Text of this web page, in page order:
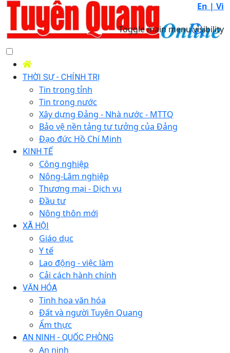
En | Vi
Toggle main menu visibility
THỜI SỰ - CHÍNH TRỊ
Tin trong tỉnh
Tin trong nước
Xây dựng Đảng - Nhà nước - MTTQ
Bảo vệ nền tảng tư tưởng của Đảng
Đạo đức Hồ Chí Minh
KINH TẾ
Công nghiệp
Nông-Lâm nghiệp
Thương mại - Dịch vụ
Đầu tư
Nông thôn mới
XÃ HỘI
Giáo dục
Y tế
Lao động - việc làm
Cải cách hành chính
VĂN HÓA
Tinh hoa văn hóa
Đất và người Tuyên Quang
Ẩm thực
AN NINH - QUỐC PHÒNG
An ninh